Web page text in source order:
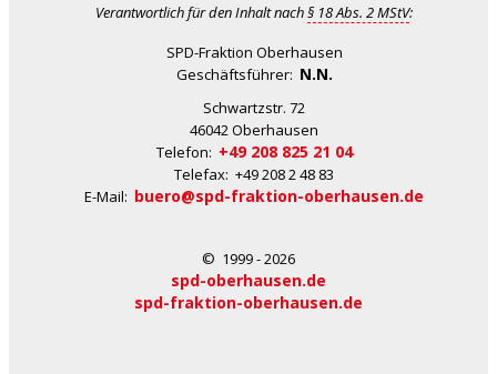
Verantwortlich für den Inhalt nach§ 18 Abs. 2 MStV:
SPD-Fraktion Oberhausen
Geschäftsführer: N.N.
Schwartzstr. 72
46042 Oberhausen
Telefon: +49 208 825 21 04
Telefax: +49 208 2 48 83
E-Mail: buero@spd-fraktion-oberhausen.de
© 1999 - 2026
spd-oberhausen.de
spd-fraktion-oberhausen.de